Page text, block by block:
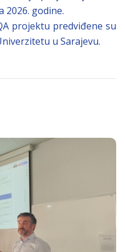
2026. godine.
projektu predviđene su
u Sarajevu.